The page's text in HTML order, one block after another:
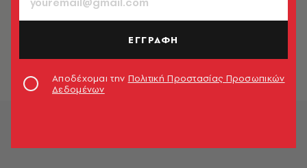
ΤΑΞΙΔΙΑ
Ειρήνη Ντέρου: «Η Σκύρος είναι ένα
νησί με δύο διαφορετικές όψεις»
A.V. Team
ΕΓΓΡΑΦΗ
Αποδέχομαι την Πολιτική Προστασίας Προσωπικών
Δεδομένων